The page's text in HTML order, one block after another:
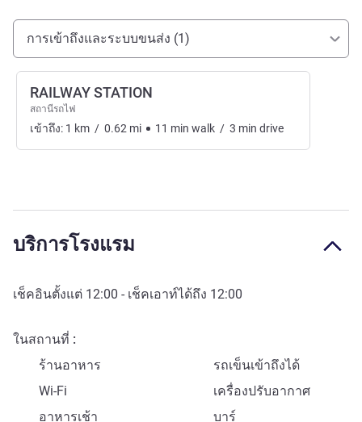
การเข้าถึงและการเดินทาง
การเข้าถึงและระบบขนส่ง (1)
RAILWAY STATION
สถานีรถไฟ
เข้าถึง: 1 km / 0.62 mi 11 min walk / 3 min drive
บริการโรงแรม
เช็คอินตั้งแต่ 12:00 - เช็คเอาท์ได้ถึง 12:00
ในสถานที่
ร้านอาหาร
รถเข็นเข้าถึงได้
Wi-Fi
เครื่องปรับอากาศ
อาหารเช้า
บาร์